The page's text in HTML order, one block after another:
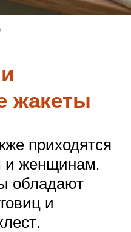
жакеты
приходятся
и женщинам.
обладают
и